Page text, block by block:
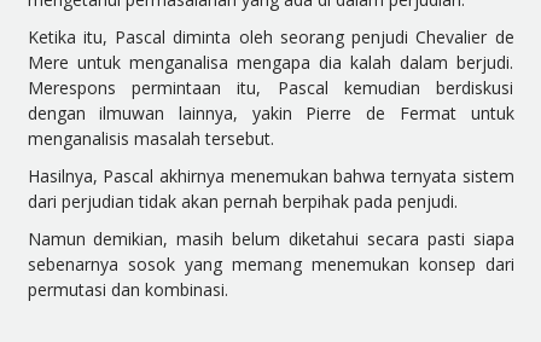
Ketika itu, Pascal diminta oleh seorang penjudi Chevalier de
Mere untuk menganalisa mengapa dia kalah dalam berjudi.
Merespons permintaan itu, Pascal kemudian berdiskusi
dengan ilmuwan lainnya, yakin Pierre de Fermat untuk
menganalisis masalah tersebut.
Hasilnya, Pascal akhirnya menemukan bahwa ternyata sistem
dari perjudian tidak akan pernah berpihak pada penjudi.
Namun demikian, masih belum diketahui secara pasti siapa
sebenarnya sosok yang memang menemukan konsep dari
permutasi dan kombinasi.